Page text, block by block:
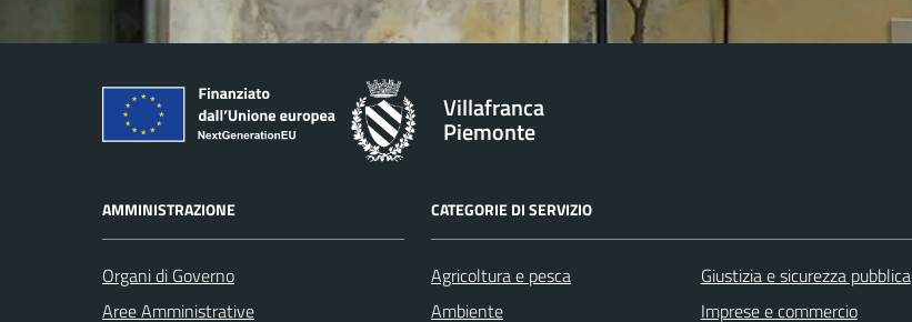
Villafranca
Piemonte
AMMINISTRAZIONE
Organi di Governo
Aree Amministrative
CATEGORIE DI SERVIZIO
Agricoltura e pesca
Ambiente
Giustizia e sicurezza pubblica
Imprese e commercio